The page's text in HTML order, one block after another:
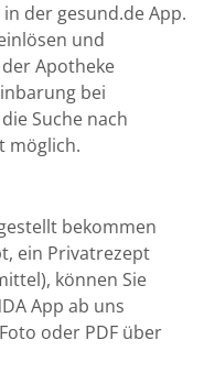
der gesund.de App.
und
Apotheke
bei
Suche nach
möglich.
bekommen
ein Privatrezept
können Sie
App ab uns
oder PDF über